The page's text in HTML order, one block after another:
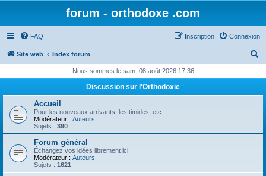
forum - orthodoxe .com
FAQ Connexion
Inscription
Site web Index forum
h
Nous sommes le sam. 08 août 2026 17:36
Discussion sur l'Orthodoxie
Accueil
Pour les nouveaux arrivants, les timides, etc.
Modérateur : Auteurs
Sujets : 390
Forum général
Échangez vos idées librement ici
Modérateur : Auteurs
Sujets : 1621